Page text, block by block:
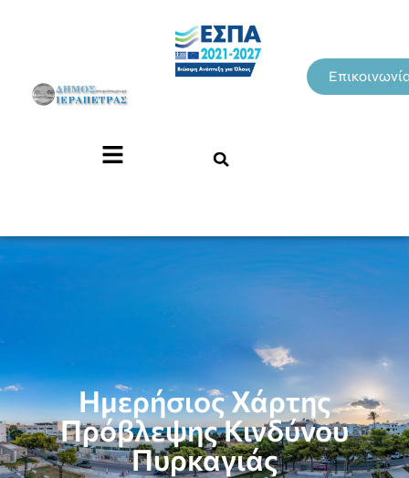
Ημερήσιος Χάρτης
Πρόβλεψης Κινδύνου
Πυρκαγιάς